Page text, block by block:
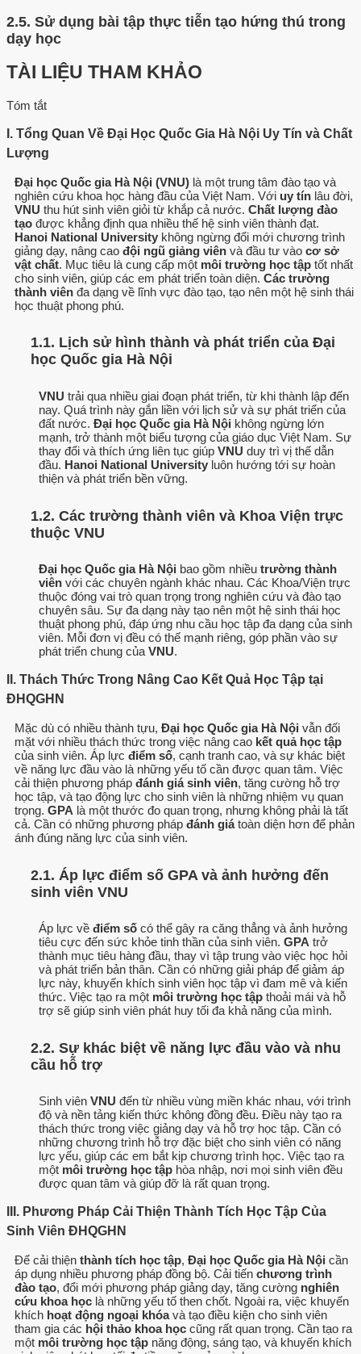
2.5. Sử dụng bài tập thực tiễn tạo hứng thú trong
dạy học
TÀI LIỆU THAM KHẢO
Tóm tắt
I. Tổng Quan Về Đại Học Quốc Gia Hà Nội Uy Tín và Chất
Lượng
Đại học Quốc gia Hà Nội (VNU) là một trung tâm đào tạo và
nghiên cứu khoa học hàng đầu của Việt Nam. Với uy tín lâu đời,
VNU thu hút sinh viên giỏi từ khắp cả nước. Chất lượng đào
tạo được khẳng định qua nhiều thế hệ sinh viên thành đạt.
Hanoi National University không ngừng đổi mới chương trình
giảng dạy, nâng cao đội ngũ giảng viên và đầu tư vào cơ sở
vật chất. Mục tiêu là cung cấp một môi trường học tập tốt nhất
cho sinh viên, giúp các em phát triển toàn diện. Các trường
thành viên đa dạng về lĩnh vực đào tạo, tạo nên một hệ sinh thái
học thuật phong phú.
1.1. Lịch sử hình thành và phát triển của Đại
học Quốc gia Hà Nội
VNU trải qua nhiều giai đoạn phát triển, từ khi thành lập đến
nay. Quá trình này gắn liền với lịch sử và sự phát triển của
đất nước. Đại học Quốc gia Hà Nội không ngừng lớn
mạnh, trở thành một biểu tượng của giáo dục Việt Nam. Sự
thay đổi và thích ứng liên tục giúp VNU duy trì vị thế dẫn
đầu. Hanoi National University luôn hướng tới sự hoàn
thiện và phát triển bền vững.
1.2. Các trường thành viên và Khoa Viện trực
thuộc VNU
Đại học Quốc gia Hà Nội bao gồm nhiều trường thành
viên với các chuyên ngành khác nhau. Các Khoa/Viện trực
thuộc đóng vai trò quan trọng trong nghiên cứu và đào tạo
chuyên sâu. Sự đa dạng này tạo nên một hệ sinh thái học
thuật phong phú, đáp ứng nhu cầu học tập đa dạng của sinh
viên. Mỗi đơn vị đều có thế mạnh riêng, góp phần vào sự
phát triển chung của VNU.
II. Thách Thức Trong Nâng Cao Kết Quả Học Tập tại
ĐHQGHN
Mặc dù có nhiều thành tựu, Đại học Quốc gia Hà Nội vẫn đối
mặt với nhiều thách thức trong việc nâng cao kết quả học tập
của sinh viên. Áp lực điểm số, cạnh tranh cao, và sự khác biệt
về năng lực đầu vào là những yếu tố cần được quan tâm. Việc
cải thiện phương pháp đánh giá sinh viên, tăng cường hỗ trợ
học tập, và tạo động lực cho sinh viên là những nhiệm vụ quan
trọng. GPA là một thước đo quan trọng, nhưng không phải là tất
cả. Cần có những phương pháp đánh giátoàn diện hơn để phản
ánh đúng năng lực của sinh viên.
2.1. Áp lực điểm số GPA và ảnh hưởng đến
sinh viên VNU
Áp lực về điểm số có thể gây ra căng thẳng và ảnh hưởng
tiêu cực đến sức khỏe tinh thần của sinh viên. GPA trở
thành mục tiêu hàng đầu, thay vì tập trung vào việc học hỏi
và phát triển bản thân. Cần có những giải pháp để giảm áp
lực này, khuyến khích sinh viên học tập vì đam mê và kiến
thức. Việc tạo ra một môi trường học tập thoải mái và hỗ
trợ sẽ giúp sinh viên phát huy tối đa khả năng của mình.
2.2. Sự khác biệt về năng lực đầu vào và nhu
cầu hỗ trợ
Sinh viên VNU đến từ nhiều vùng miền khác nhau, với trình
độ và nền tảng kiến thức không đồng đều. Điều này tạo ra
thách thức trong việc giảng dạy và hỗ trợ học tập. Cần có
những chương trình hỗ trợ đặc biệt cho sinh viên có năng
lực yếu, giúp các em bắt kịp chương trình học. Việc tạo ra
một môi trường học tập hòa nhập, nơi mọi sinh viên đều
được quan tâm và giúp đỡ là rất quan trọng.
III. Phương Pháp Cải Thiện Thành Tích Học Tập Của
Sinh Viên ĐHQGHN
Để cải thiện thành tích học tập, Đại học Quốc gia Hà Nội cần
áp dụng nhiều phương pháp đồng bộ. Cải tiến chương trình
đào tạo, đổi mới phương pháp giảng dạy, tăng cường nghiên
cứu khoa học là những yếu tố then chốt. Ngoài ra, việc khuyến
khích hoạt động ngoại khóavà tạo điều kiện cho sinh viên
tham gia các hội thảo khoa học cũng rất quan trọng. Cần tạo ra
một môi trường học tập năng động, sáng tạo, và khuyến khích